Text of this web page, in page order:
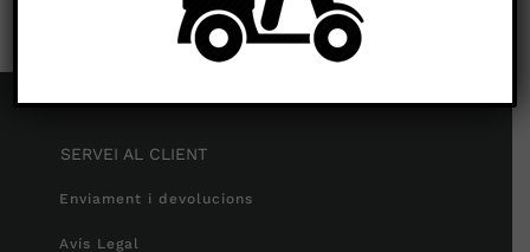
SERVEI AL CLIENT
Enviament i devolucions
Avís Legal